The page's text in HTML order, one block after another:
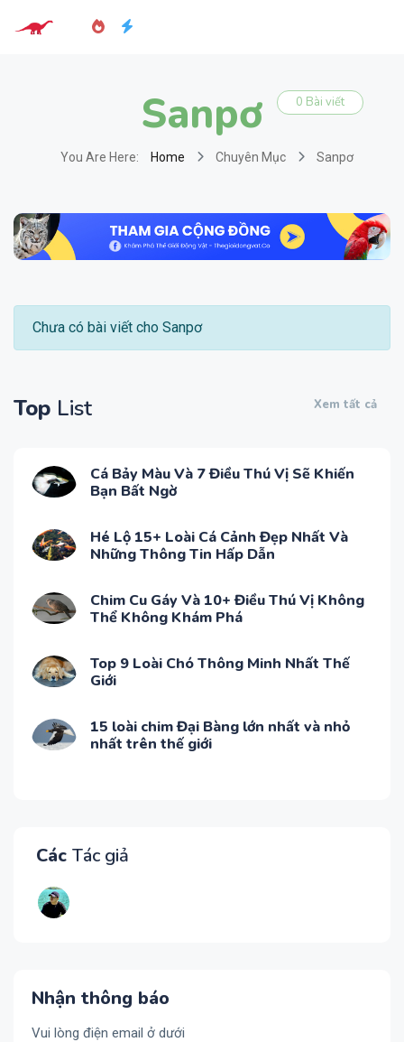
Sanpơ 0 Bài viết
You Are Here: Home Chuyên Mục Sanpơ
Chưa có bài viết cho Sanpơ
Top List Xem tất cả
Cá Bảy Màu Và 7 Điều Thú Vị Sẽ Khiến
Bạn Bất Ngờ
Hé Lộ 15+ Loài Cá Cảnh Đẹp Nhất Và
Những Thông Tin Hấp Dẫn
Chim Cu Gáy Và 10+ Điều Thú Vị Không
Thể Không Khám Phá
Top 9 Loài Chó Thông Minh Nhất Thế
Giới
15 loài chim Đại Bàng lớn nhất và nhỏ
nhất trên thế giới
Các Tác giả
Nhận thông báo
Vui lòng điện email ở dưới